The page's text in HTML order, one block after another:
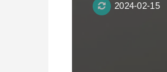
2024-02-15